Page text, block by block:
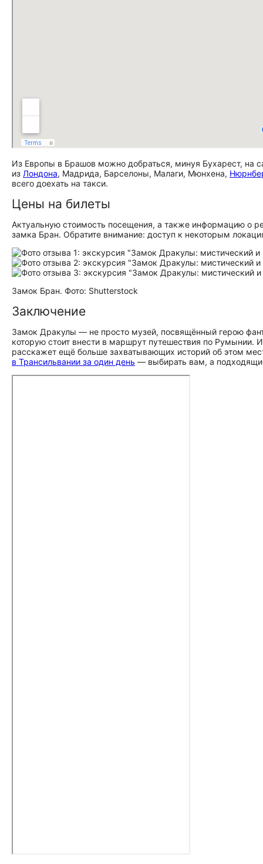
Из Европы в Брашов можно добраться, минуя Бухарест, на
из Лондона, Мадрида, Барселоны, Малаги, Мюнхена,
всего доехать на такси.
Цены на билеты
Актуальную стоимость посещения, а также информацию о
замка Бран. Обратите внимание: доступ к некоторым
Замок Бран. Фото: Shutterstock
Заключение
Замок Дракулы — не просто музей, посвящённый герою
которую стоит внести в маршрут путешествия по Румынии.
расскажет ещё больше захватывающих историй об этом
в Трансильвании за один день — выбирать вам, а